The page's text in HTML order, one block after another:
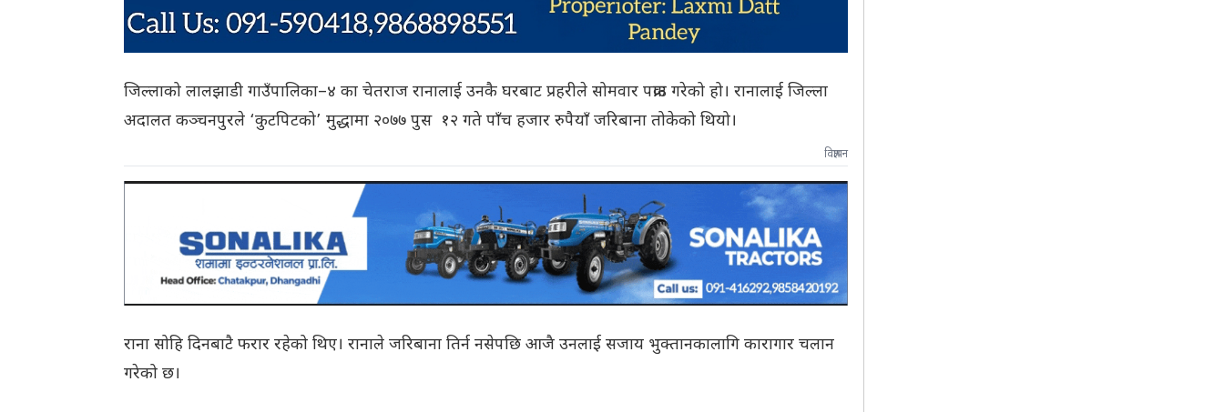
जिल्लाको लालझाडी गाउँपालिका–४ का चेतराज रानालाई उनकै घरबाट प्रहरीले सोमवार पक्राउ गरेको हो। रानालाई जिल्ला
अदालत कञ्चनपुरले ‘कुटपिटको’ मुद्धामा २०७७ पुस १२ गते पाँच हजार रुपैयाँ जरिबाना तोकेको थियो।
विज्ञापन
राना सोहि दिनबाटै फरार रहेको थिए। रानाले जरिबाना तिर्न नसेपछि आजै उनलाई सजाय भुक्तानकालागि कारागार चलान
गरेको छ।